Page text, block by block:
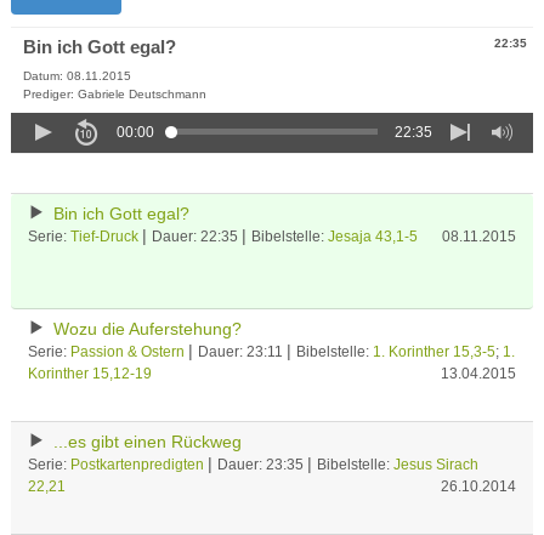
22:35
Bin ich Gott egal?
Datum: 08.11.2015
Prediger: Gabriele Deutschmann
00:00 22:35
Bin ich Gott egal?
Serie: Tief-Druck Dauer: 22:35 Bibelstelle: Jesaja 43,1-5 08.11.2015
Wozu die Auferstehung?
Serie: Passion & Ostern Dauer: 23:11 Bibelstelle: 1. Korinther 15,3-5; 1.
Korinther 15,12-19
13.04.2015
...es gibt einen Rückweg
Serie: Postkartenpredigten Dauer: 23:35 Bibelstelle: Jesus Sirach
22,21
26.10.2014